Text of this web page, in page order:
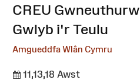
:CREU
Gwlyb i'r Teulu
Amgueddfa Wlân Cymru
11,13,18 Awst